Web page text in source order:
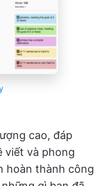
cao, đáp
viết và phong
hoàn thành công